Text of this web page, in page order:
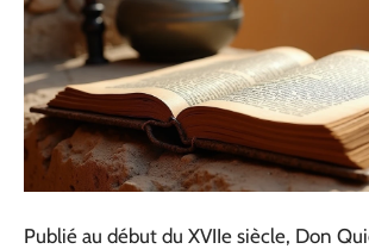
Publié au début du XVIIe siècle, Don